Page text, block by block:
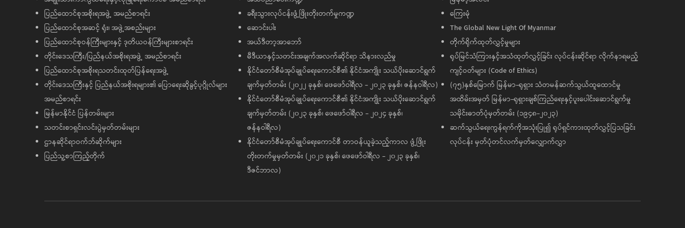
ပြည်ထောင်စုအစိုးရအဖွဲ့ အမည်စာရင်း
ပြည်ထောင်စုအဆင့် ရုံး၊ အဖွဲ့အစည်းများ
ပြည်ထောင်စုဝန်ကြီးများနှင့် ဒုတိယဝန်ကြီးများစာရင်း
တိုင်းဒေသကြီး/ပြည်နယ်အစိုးရအဖွဲ့ အမည်စာရင်း
ပြည်ထောင်စုအစိုးရသတင်းထုတ်ပြန်ရေးအဖွဲ့
တိုင်းဒေသကြီးနှင့် ပြည်နယ်အစိုးရများ၏ ပြောရေးဆိုခွင့်ပုဂ္ဂိုလ်များ
အမည်စာရင်း
မြန်မာနိုင်ငံ ပြန်တမ်းများ
သတင်းစာရှင်းလင်းပွဲမှတ်တမ်းများ
ဌာနဆိုင်ရာဝက်ဘ်ဆိုက်များ
ပြည်သူ့စာကြည့်တိုက်
ခရီးသွားလုပ်ငန်းဖွံ့ဖြိုးတိုးတက်မှုကဏ္ဍ
ဆောင်းပါး
အယ်ဒီတာ့အာဘော်
မီဒီယာနှင့်သတင်းအချက်အလက်ဆိုင်ရာ သိနားလည်မှု
နိုင်ငံတော်စီမံအုပ်ချုပ်ရေးကောင်စီ၏ နိုင်ငံအကျိုး သယ်ပိုးဆောင်ရွက်
ချက်မှတ်တမ်း (၂၀၂၂ ခုနှစ်၊ ဖေဖော်ဝါရီလ - ၂၀၂၃ ခုနှစ်၊ ဇန်နဝါရီလ)
နိုင်ငံတော်စီမံအုပ်ချုပ်ရေးကောင်စီ၏ နိုင်ငံအကျိုး သယ်ပိုးဆောင်ရွက်
ချက်မှတ်တမ်း (၂၀၂၃ ခုနှစ်၊ ဖေဖော်ဝါရီလ - ၂၀၂၄ ခုနှစ်၊
ဇန်နဝါရီလ)
နိုင်ငံတော်စီမံအုပ်ချုပ်ရေးကောင်စီ တာဝန်ယူခဲ့သည့်ကာလ ဖွံ့ဖြိုး
တိုးတက်မှုမှတ်တမ်း (၂၀၂၁ ခုနှစ်၊ ဖေဖော်ဝါရီလ - ၂၀၂၃ ခုနှစ်၊
ဒီဇင်ဘာလ)
ကြေးမုံ
The Global New Light Of Myanmar
တိုက်ရိုက်ထုတ်လွှင့်မှုများ
ရုပ်မြင်သံကြားနှင့်အသံထုတ်လွှင့်ခြင်း လုပ်ငန်းဆိုင်ရာ လိုက်နာရမည့်
ကျင့်ဝတ်များ (Code of Ethics)
(၇၅)နှစ်မြောက် မြန်မာ-ရုရှား သံတမန်ဆက်သွယ်ထူထောင်မှု
အထိမ်းအမှတ် မြန်မာ-ရုရှားချစ်ကြည်ရေးနှင့်ပူးပေါင်းဆောင်ရွက်မှု
သမိုင်းဓာတ်ပုံမှတ်တမ်း (၁၉၄၈-၂၀၂၃)
ဆက်သွယ်ရေးကွန်ရက်ကိုအသုံးပြု၍ ရုပ်ရှင်ကားထုတ်လွှင့်ပြသခြင်း
လုပ်ငန်း မှတ်ပုံတင်လက်မှတ်လျှောက်လွှာ